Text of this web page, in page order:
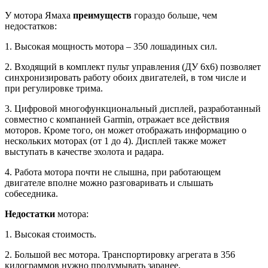
У мотора Ямаха преимуществ гораздо больше, чем
недостатков:
1. Высокая мощность мотора – 350 лошадиных сил.
2. Входящий в комплект пульт управления (ДУ 6х6) позволяет
синхронизировать работу обоих двигателей, в том числе и
при регулировке трима.
3. Цифровой многофункциональный дисплей, разработанный
совместно с компанией Garmin, отражает все действия
моторов. Кроме того, он может отображать информацию о
нескольких моторах (от 1 до 4). Дисплей также может
выступать в качестве эхолота и радара.
4. Работа мотора почти не слышна, при работающем
двигателе вполне можно разговаривать и слышать
собеседника.
Недостатки мотора:
1. Высокая стоимость.
2. Большой вес мотора. Транспортировку агрегата в 356
килограммов нужно продумывать заранее.